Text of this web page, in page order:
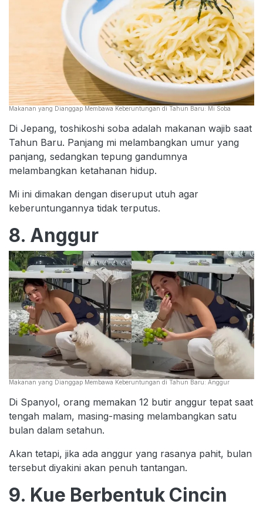
Makanan yang Dianggap Membawa Keberuntungan di Tahun Baru: Mi Soba
Di Jepang, toshikoshi soba adalah makanan wajib saat
Tahun Baru. Panjang mi melambangkan umur yang
panjang, sedangkan tepung gandumnya
melambangkan ketahanan hidup.
Mi ini dimakan dengan diseruput utuh agar
keberuntungannya tidak terputus.
8. Anggur
Makanan yang Dianggap Membawa Keberuntungan di Tahun Baru: Anggur
Di Spanyol, orang memakan 12 butir anggur tepat saat
tengah malam, masing-masing melambangkan satu
bulan dalam setahun.
Akan tetapi, jika ada anggur yang rasanya pahit, bulan
tersebut diyakini akan penuh tantangan.
9. Kue Berbentuk Cincin